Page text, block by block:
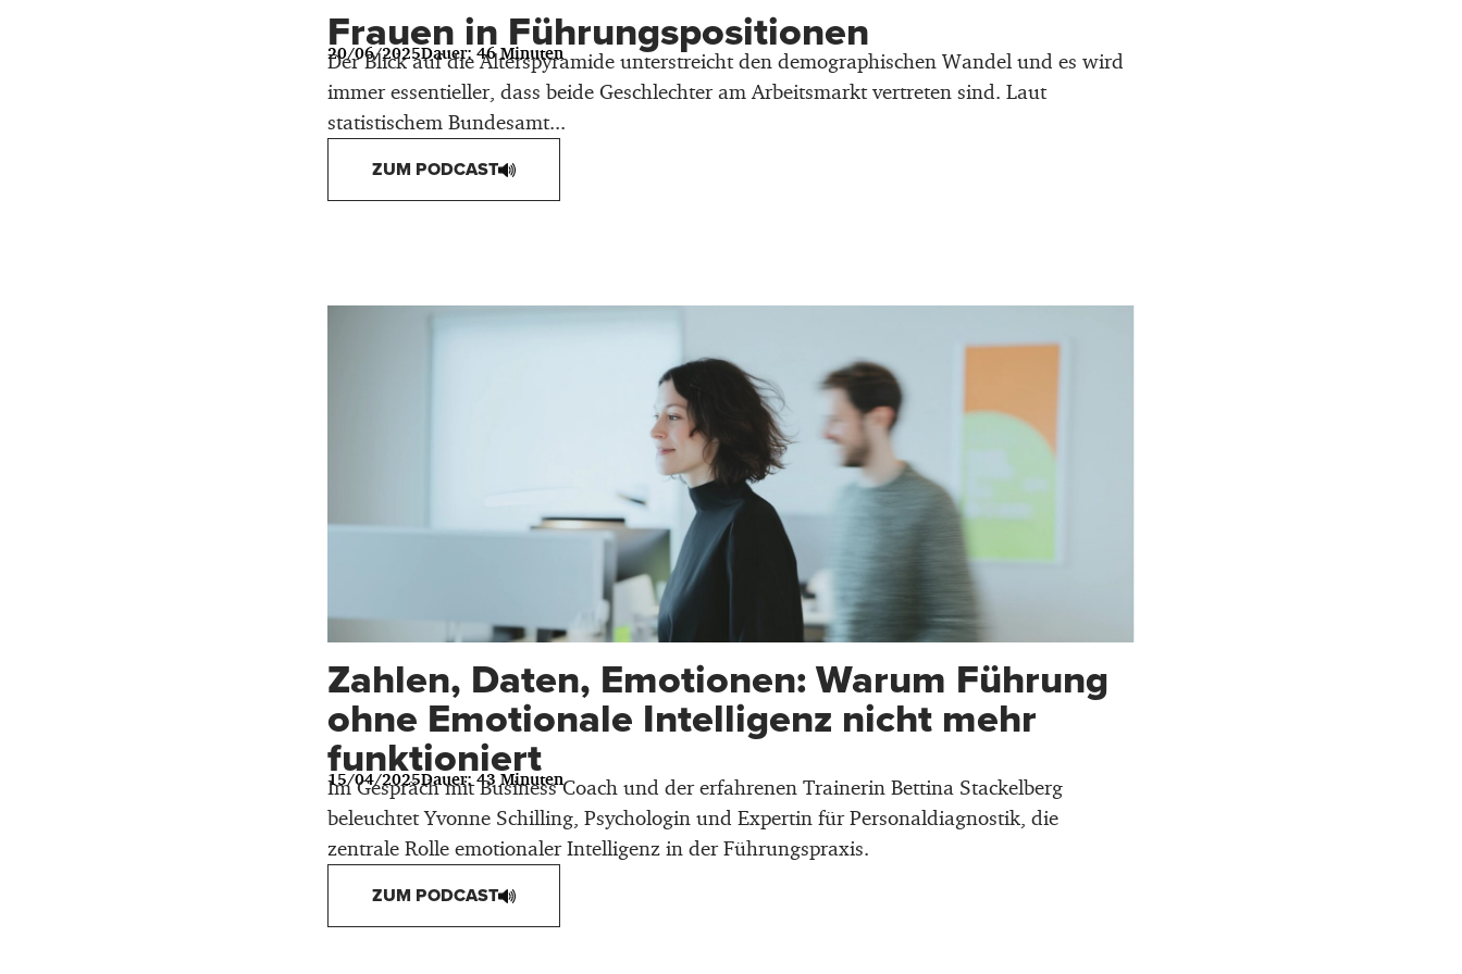
Frauen in Führungspositionen
20/06/2025Dauer: 46 Minuten
Der Blick auf die Alterspyramide unterstreicht den demographischen Wandel und es wird
immer essentieller, dass beide Geschlechter am Arbeitsmarkt vertreten sind. Laut
statistischem Bundesamt...
ZUM PODCAST
Zahlen, Daten, Emotionen: Warum Führung
ohne Emotionale Intelligenz nicht mehr
funktioniert
15/04/2025Dauer: 43 Minuten
Im Gespräch mit Business Coach und der erfahrenen Trainerin Bettina Stackelberg
beleuchtet Yvonne Schilling, Psychologin und Expertin für Personaldiagnostik, die
zentrale Rolle emotionaler Intelligenz in der Führungspraxis.
ZUM PODCAST